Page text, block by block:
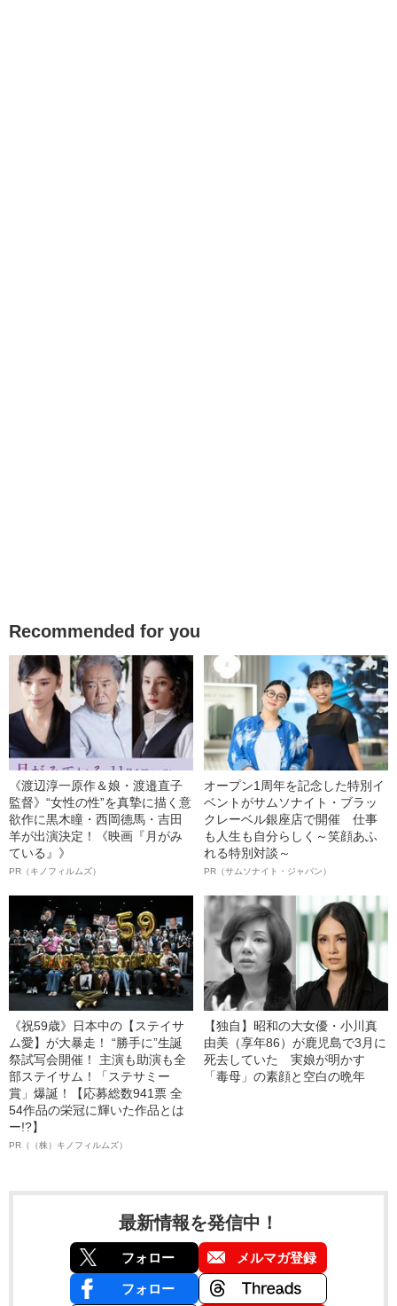
Recommended for you
《渡辺淳一原作＆娘・渡邉直子
監督》“女性の性”を真摯に描く意
欲作に黒木瞳・西岡德馬・吉田
羊が出演決定！《映画『月がみ
ている』》
PR（キノフィルムズ）
オープン1周年を記念した特別イ
ベントがサムソナイト・ブラッ
クレーベル銀座店で開催 仕事
も人生も自分らしく～笑顔あふ
れる特別対談～
PR（サムソナイト・ジャパン）
《祝59歳》日本中の【ステイサ
ム愛】が大暴走！ “勝手に”生誕
祭試写会開催！ 主演も助演も全
部ステイサム！「ステサミー
賞」爆誕！【応募総数941票 全
54作品の栄冠に輝いた作品とは
ー!?】
PR（（株）キノフィルムズ）
【独自】昭和の大女優・小川真
由美（享年86）が鹿児島で3月に
死去していた 実娘が明かす
「毒母」の素顔と空白の晩年
最新情報を発信中！
フォロー メルマガ登録
フォロー